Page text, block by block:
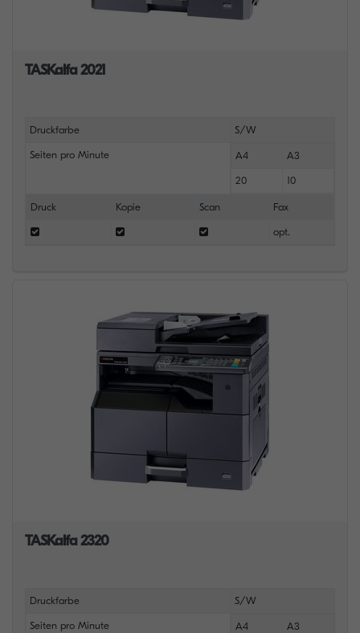
TASKalfa 2021
Druckfarbe S/W
Seiten pro Minute A4 A3
20 10
Druck Kopie Scan Fax
opt.
TASKalfa 2320
Druckfarbe S/W
Seiten pro Minute A4 A3